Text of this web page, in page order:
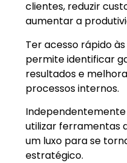
clientes, reduzir
aumentar a
Ter acesso rápido
permite identificar
resultados e
processos internos.
utilizar ferramentas
um luxo para se
estratégico.